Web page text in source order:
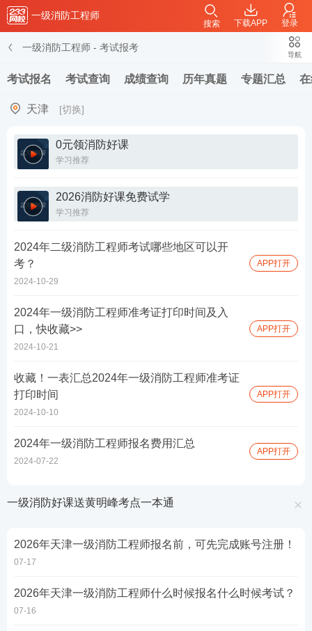
一级消防工程师
下载APP 登录
搜索
一级消防工程师 - 考试报考
考试报名 考试查询 成绩查询 历年真题 专题汇总
导航
天津 [切换]
0元领消防好课
学习推荐
2026消防好课免费试学
学习推荐
2024年二级消防工程师考试哪些地区可以开
考？
2024-10-29
APP打开
2024年一级消防工程师准考证打印时间及入
口，快收藏>>
2024-10-21
APP打开
收藏！一表汇总2024年一级消防工程师准考证
打印时间
2024-10-10
APP打开
2024年一级消防工程师报名费用汇总
2024-07-22
APP打开
一级消防好课送黄明峰考点一本通
2026年天津一级消防工程师报名前，可先完成账号注册！
07-17
2026年天津一级消防工程师什么时候报名什么时候考试？
07-16